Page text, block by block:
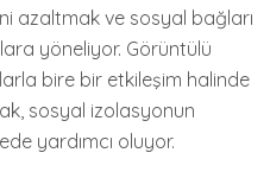
azaltmak ve sosyal bağları
yöneliyor. Görüntülü
bire bir etkileşim halinde
sosyal izolasyonun
yardımcı oluyor.